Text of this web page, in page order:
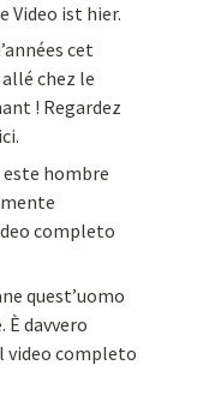
Video ist hier.
cet
chez le
! Regardez
este hombre
completo
quest’uomo
È davvero
video completo